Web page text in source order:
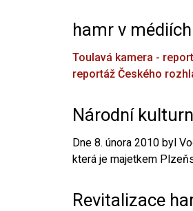
hamr v médiích
Toulavá kamera -
reportáž Českého
Národní
Dne 8. února 2010 byl
která je majetkem
Revitalizace